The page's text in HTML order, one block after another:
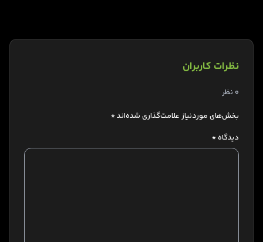
نظرات کاربران
0 نظر
بخش‌های موردنیاز علامت‌گذاری شده‌اند*
دیدگاه*